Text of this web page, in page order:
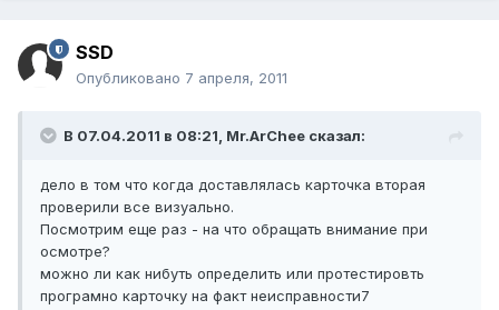
SSD
Опубликовано 7 апреля, 2011
В 07.04.2011 в 08:21, Mr.ArChee сказал:
дело в том что когда доставлялась карточка вторая
проверили все визуально.
Посмотрим еще раз - на что обращать внимание при
осмотре?
можно ли как нибуть определить или протестировть
програмно карточку на факт неисправности7